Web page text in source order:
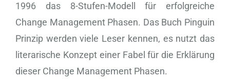
1996 das 8-Stufen-Modell für erfolgreiche
Change Management Phasen. Das Buch Pinguin
Prinzip werden viele Leser kennen, es nutzt das
literarische Konzept einer Fabel für die Erklärung
dieser Change Management Phasen.